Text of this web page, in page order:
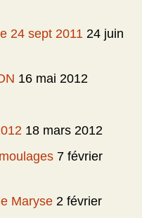
24 sept 2011 24 juin
16 mai 2012
18 mars 2012
7 février
Maryse 2 février